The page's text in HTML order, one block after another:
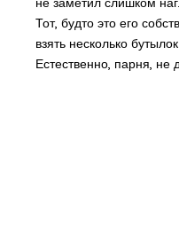
Тот, будто это его
взять несколько
Естественно, парня, не